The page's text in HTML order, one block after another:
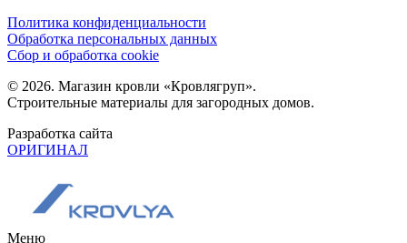
Политика конфиденциальности
Обработка персональных данных
Сбор и обработка cookie
© 2026. Магазин кровли «Кровлягруп».
Строительные материалы для загородных домов.
Разработка сайта
ОРИГИНАЛ
Меню